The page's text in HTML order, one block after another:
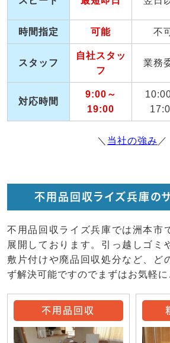
時間指定 可能 不
スタッフ
自社スタッ
フ
業務
対応時間
9:00～
19:00
＼ 当社の強み ／
不用品回収ライズ兵庫の
不用品回収ライズ兵庫では洲本市
展開しております。引っ越しゴミ
敷片付けや廃品回収処分など、ど
ず解決可能ですのでまずはお気軽に
不用品回収